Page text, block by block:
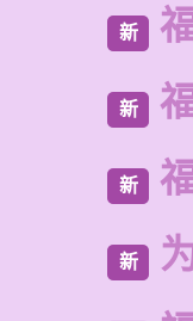
新
新
新
新